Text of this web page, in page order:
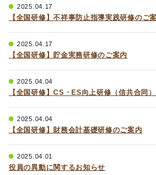
2025.04.17
【全国研修】不祥事防止指導実践研修のご
2025.04.17
【全国研修】貯金実務研修のご案内
2025.04.04
【全国研修】CS・ES向上研修（信共合同
2025.04.04
【全国研修】財務会計基礎研修のご案内
2025.04.01
役員の異動に関するお知らせ